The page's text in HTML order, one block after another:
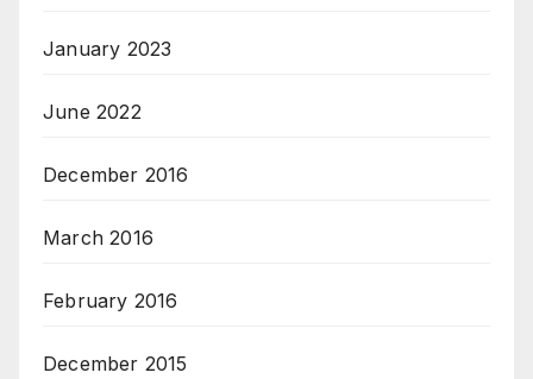
January 2023
June 2022
December 2016
March 2016
February 2016
December 2015